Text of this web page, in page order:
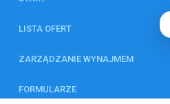
LISTA OFERT
ZARZĄDZANIE WYNAJMEM
FORMULARZE